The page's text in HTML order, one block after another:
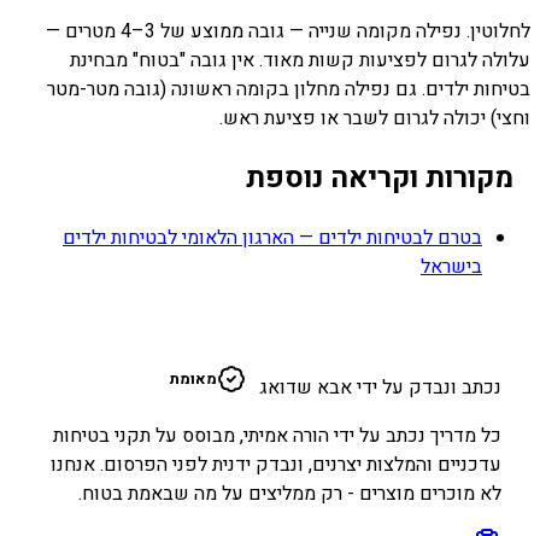
לחלוטין. נפילה מקומה שנייה — גובה ממוצע של 3–4 מטרים —
עלולה לגרום לפציעות קשות מאוד. אין גובה "בטוח" מבחינת
בטיחות ילדים. גם נפילה מחלון בקומה ראשונה (גובה מטר-מטר
וחצי) יכולה לגרום לשבר או פציעת ראש.
מקורות וקריאה נוספת
בטרם לבטיחות ילדים — הארגון הלאומי לבטיחות ילדים
בישראל
נכתב ונבדק על ידי אבא שדואג
מאומת
כל מדריך נכתב על ידי הורה אמיתי, מבוסס על תקני בטיחות
עדכניים והמלצות יצרנים, ונבדק ידנית לפני הפרסום. אנחנו
לא מוכרים מוצרים - רק ממליצים על מה שבאמת בטוח.